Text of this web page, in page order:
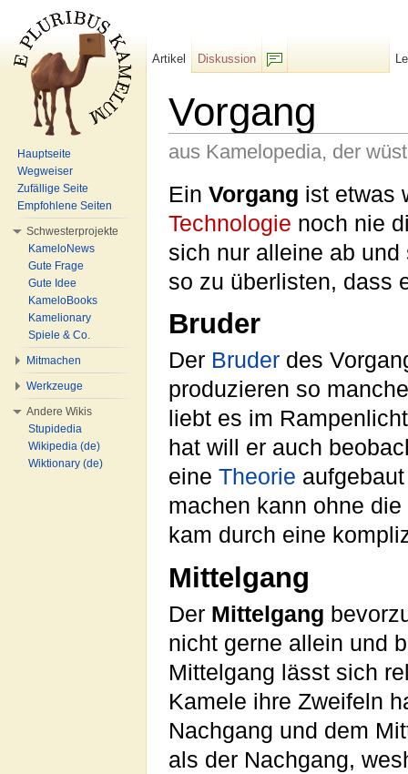
Vorgang
aus Kamelopedia, der
Ein Vorgang ist etwas
Technologie noch nie
sich nur alleine ab
so zu überlisten, dass
Bruder
Der Bruder des
produzieren so
liebt es im
hat will er auch
eine Theorie
machen kann ohne
kam durch eine
Mittelgang
Der Mittelgang
nicht gerne allein und
Mittelgang lässt sich
Kamele ihre Zweifeln
Nachgang und dem
als der Nachgang,
Artikel
Diskussion
Hauptseite
Wegweiser
Zufällige Seite
Empfohlene Seiten
Schwesterprojekte
KameloNews
Gute Frage
Gute Idee
KameloBooks
Kamelionary
Spiele & Co.
Mitmachen
Werkzeuge
Andere Wikis
Stupidedia
Wikipedia (de)
Wiktionary (de)